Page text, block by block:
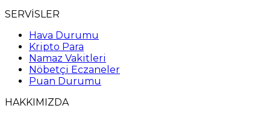
SERVİSLER
Hava Durumu
Kripto Para
Namaz Vakitleri
Nöbetçi Eczaneler
Puan Durumu
HAKKIMIZDA